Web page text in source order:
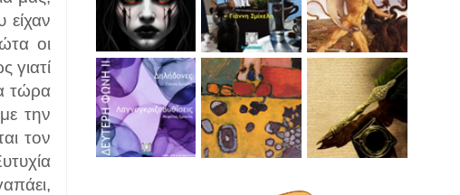
οι
γιατί
τώρα
την
τον